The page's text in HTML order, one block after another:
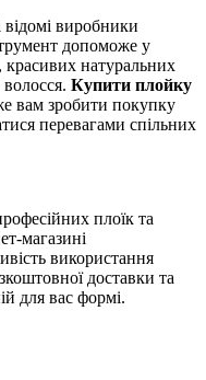
відомі виробники
допоможе у
красивих натуральних
Купити плойку
вам зробити покупку
перевагами спільних
плоїк та
магазині
використання
доставки та
для вас формі.